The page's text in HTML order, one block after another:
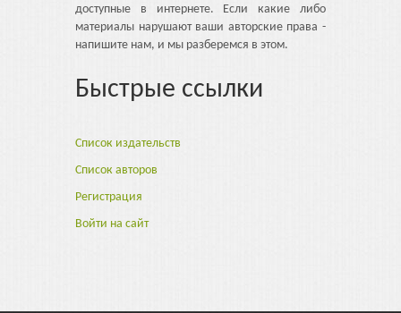
доступные в интернете. Если какие либо
материалы нарушают ваши авторские права -
напишите нам, и мы разберемся в этом.
Быстрые ссылки
Список издательств
Список авторов
Регистрация
Войти на сайт